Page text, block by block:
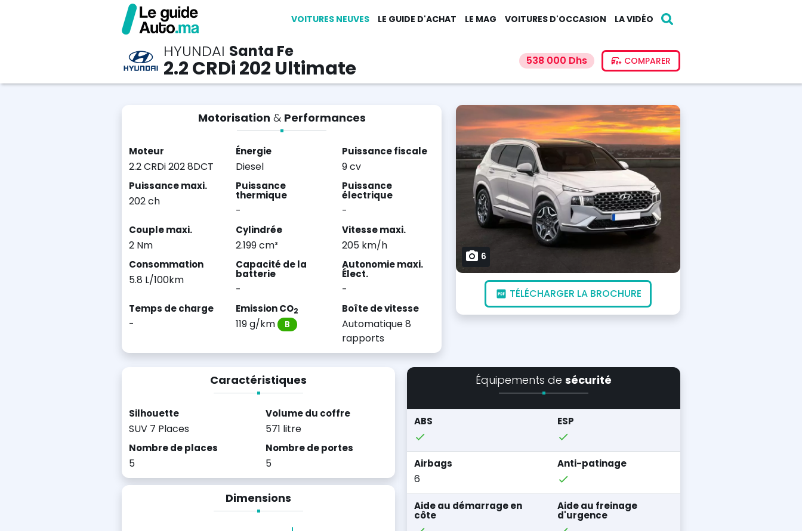
VOITURES NEUVES LE GUIDE D'ACHAT LE MAG VOITURES D'OCCASION LA VIDÉO
HYUNDAI Santa Fe
2.2 CRDi 202 Ultimate 538 000 Dhs COMPARER
Motorisation & Performances
Moteur
2.2 CRDi 202 8DCT
Énergie
Diesel
Puissance fiscale
9 cv
Puissance maxi.
202 ch
Puissance
thermique
-
Puissance
électrique
-
Couple maxi.
2 Nm
Cylindrée
2.199 cm³
Vitesse maxi.
205 km/h
Consommation
5.8 L/100km
Capacité de la
batterie
-
Autonomie maxi.
Élect.
-
Temps de charge
-
Emission CO2
119 g/km B
Boîte de vitesse
Automatique 8
rapports
6
TÉLÉCHARGER LA BROCHURE
Caractéristiques
Silhouette
SUV 7 Places
Volume du coffre
571 litre
Nombre de places
5
Nombre de portes
5
Dimensions
Équipements de sécurité
ABS ESP
Airbags
6
Anti-patinage
Aide au démarrage en
côte
Aide au freinage
d'urgence